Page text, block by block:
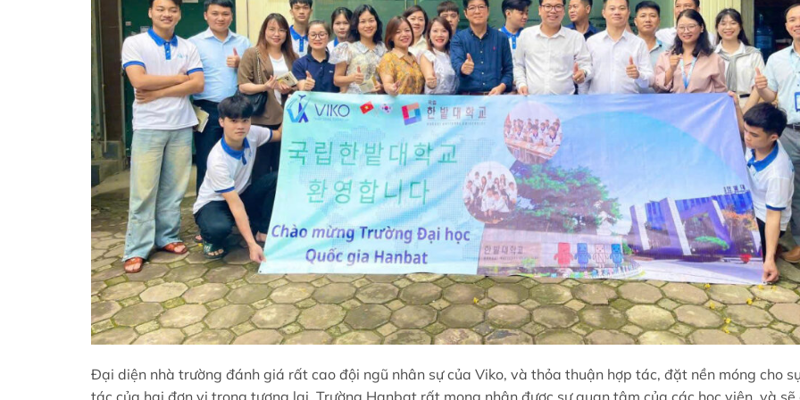
Đại diện nhà trường đánh giá rất cao đội ngũ nhân sự của Viko, và thỏa thuận hợp tác, đặt nền móng cho